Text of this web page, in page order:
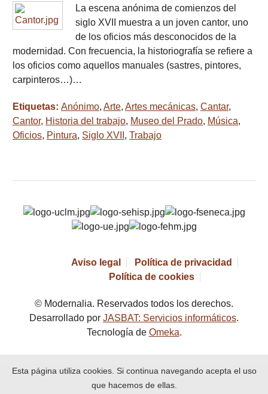
La escena anónima de comienzos del
siglo XVII muestra a un joven cantor, uno
de los oficios más desconocidos de la
modernidad. Con frecuencia, la historiografía se refiere a
los oficios como aquellos manuales (sastres, pintores,
carpinteros…)…
Etiquetas: Anónimo, Arte, Artes mecánicas, Cantar,
Cantor, Historia del trabajo, Museo del Prado, Música,
Oficios, Pintura, Siglo XVII , Trabajo
Aviso legal
Política de privacidad
Política de cookies
© Modernalia. Reservados todos los derechos.
Desarrollado por JASBAT: Servicios informáticos.
Tecnología de Omeka.
Esta página utiliza cookies. Si continua navegando acepta el uso
que hacemos de ellas.